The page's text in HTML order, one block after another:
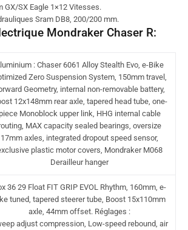
GX/SX Eagle 1×12 Vitesses.
Sram DB8, 200/200 mm.
Mondraker Chaser R:
: Chaser 6061 Alloy Stealth Evo, e-Bike
Zero Suspension System, 150mm travel,
Geometry, internal non-removable battery,
12x148mm rear axle, tapered head tube, one-
piece Monoblock upper link, HHG internal cable
MAX capacity sealed bearings, oversize
17mm axles, integrated dropout speed sensor,
plastic motor covers, Mondraker M068
Derailleur hanger
36 29 Float FIT GRIP EVOL Rhythm, 160mm, e-
tuned, tapered steerer tube, Boost 15x110mm
axle, 44mm offset. Réglages :
adjust compression, Low-speed rebound, air